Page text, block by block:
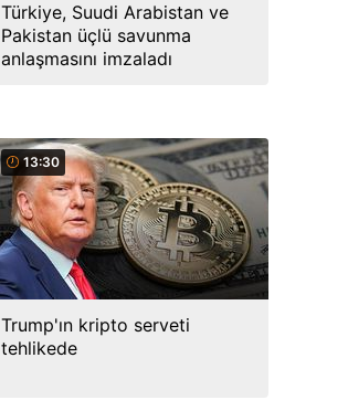
Türkiye, Suudi Arabistan ve
Pakistan üçlü savunma
anlaşmasını imzaladı
13:30
Trump'ın kripto serveti
tehlikede